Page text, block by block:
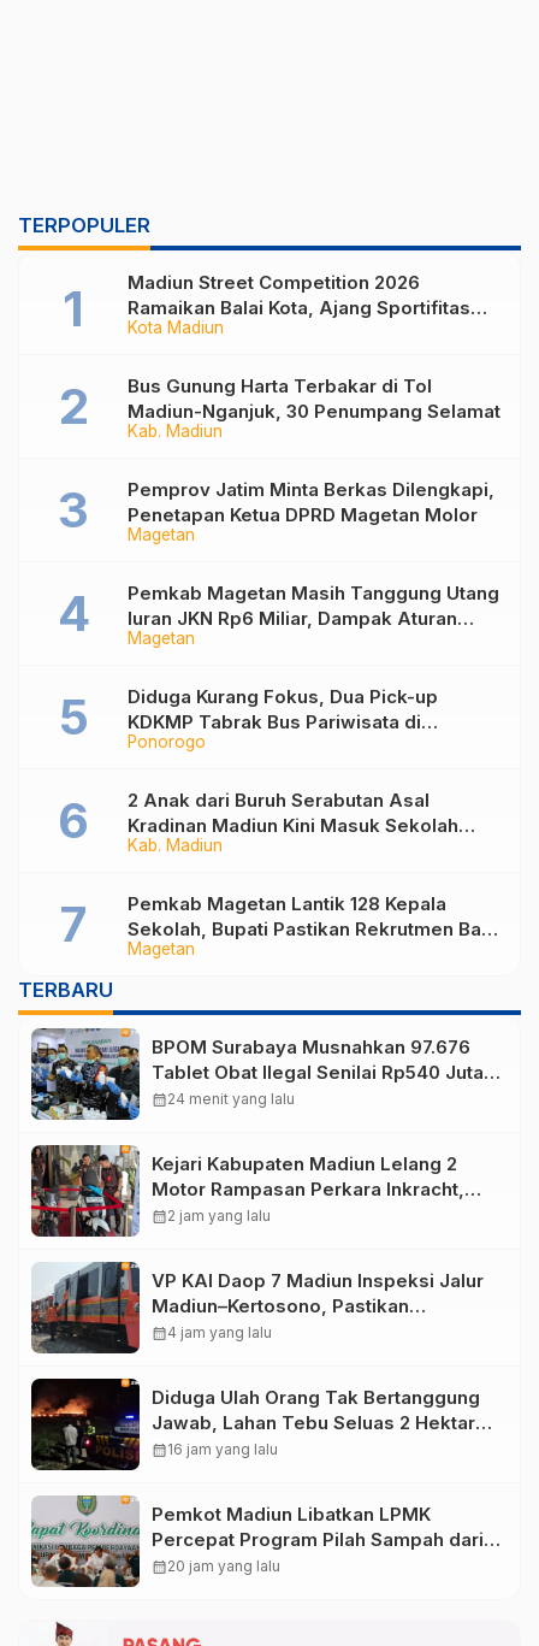
TERPOPULER
Kota Madiun
Madiun Street Competition 2026
Ramaikan Balai Kota, Ajang Sportifitas
Anak Muda dari Basket 3×3 hingga Mural
Kab. Madiun
Bus Gunung Harta Terbakar di Tol
Madiun-Nganjuk, 30 Penumpang Selamat
Magetan
Pemprov Jatim Minta Berkas Dilengkapi,
Penetapan Ketua DPRD Magetan Molor
Magetan
Pemkab Magetan Masih Tanggung Utang
Iuran JKN Rp6 Miliar, Dampak Aturan
Berlaku Surut dan Tekanan Fiskal
Ponorogo
Diduga Kurang Fokus, Dua Pick-up
KDKMP Tabrak Bus Pariwisata di
Sukorejo Ponorogo
Kab. Madiun
2 Anak dari Buruh Serabutan Asal
Kradinan Madiun Kini Masuk Sekolah
Rakyat
Magetan
Pemkab Magetan Lantik 128 Kepala
Sekolah, Bupati Pastikan Rekrutmen Baru
Segera Dibuka untuk Isi Jabatan yang
TERBARU
BPOM Surabaya Musnahkan 97.676
Tablet Obat Ilegal Senilai Rp540 Juta,
Cegah Penyalahgunaan di Kalangan
calendar_month24 menit yang lalu
Kejari Kabupaten Madiun Lelang 2
Motor Rampasan Perkara Inkracht,
Penawaran Dibuka 11 Agustus
calendar_month2 jam yang lalu
VP KAI Daop 7 Madiun Inspeksi Jalur
Madiun–Kertosono, Pastikan
Keselamatan Perjalanan Kereta Tetap
calendar_month4 jam yang lalu
Diduga Ulah Orang Tak Bertanggung
Jawab, Lahan Tebu Seluas 2 Hektare
di Plunturan Ponorogo Terbakar
calendar_month16 jam yang lalu
Pemkot Madiun Libatkan LPMK
Percepat Program Pilah Sampah dari
Rumah, TPA Winongo Butuh
calendar_month20 jam yang lalu